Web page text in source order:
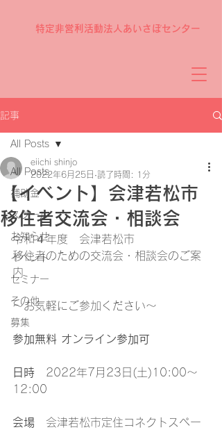
特定非営利活動法人あいさぽセンター
記事
All Posts
補助金
スクール
お知らせ
イベント
セミナー
その他
募集
All Posts
【イベント】会津若松市
移住者交流会・相談会
eiichi shinjo
2022年6月25日 読了時間: 1分
令和４年度　会津若松市
移住者のための交流会・相談会のご案
内
～お気軽にご参加ください～
参加無料 オンライン参加可
日時 2022年7月23日(土)10:00～
12:00
会場 会津若松市定住コネクトスペー